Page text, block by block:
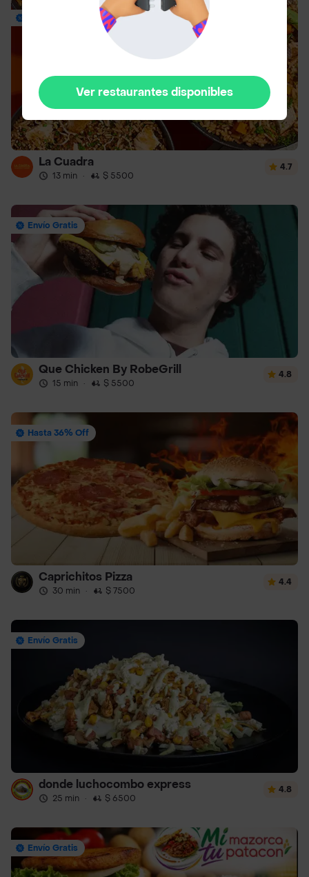
La Cuadra
13 min · $ 5500
4.7
Envío Gratis
Que Chicken By RobeGrill
15 min · $ 5500
4.8
Hasta 36% Off
Caprichitos Pizza
30 min · $ 7500
4.4
Envío Gratis
donde luchocombo express
25 min · $ 6500
4.8
Envío Gratis
Ver restaurantes disponibles